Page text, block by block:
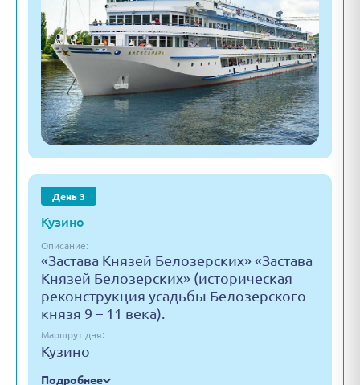
День 3
Кузино
Описание:
«Застава Князей Белозерских» «Застава
Князей Белозерских» (историческая
реконструкция усадьбы Белозерского
князя 9 – 11 века).
Маршрут дня:
Кузино
Подробнее